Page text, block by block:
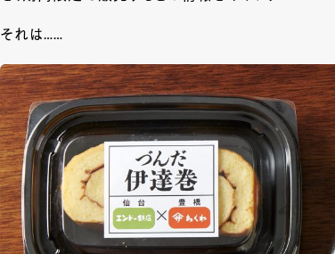
それは……